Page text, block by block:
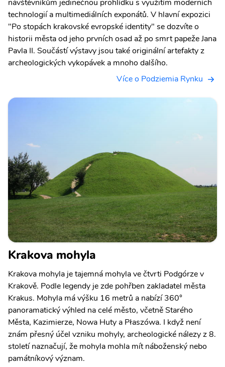
návštěvníkům jedinečnou prohlídku s využitím moderních
technologií a multimediálních exponátů. V hlavní expozici
"Po stopách krakovské evropské identity" se dozvíte o
historii města od jeho prvních osad až po smrt papeže Jana
Pavla II. Součástí výstavy jsou také originální artefakty z
archeologických vykopávek a mnoho dalšího.
Více o Podziemia Rynku
Krakova mohyla
Krakova mohyla je tajemná mohyla ve čtvrti Podgórze v
Krakově. Podle legendy je zde pohřben zakladatel města
Krakus. Mohyla má výšku 16 metrů a nabízí 360°
panoramatický výhled na celé město, včetně Starého
Města, Kazimierze, Nowa Huty a Płaszówa. I když není
znám přesný účel vzniku mohyly, archeologické nálezy z 8.
století naznačují, že mohyla mohla mít náboženský nebo
památníkový význam.